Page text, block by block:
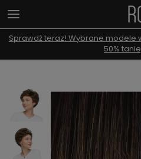
Sprawdź teraz! Wybrane modele
50%